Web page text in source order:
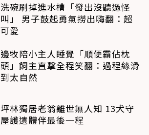
洗碗刷掉進水槽「發出沒聽過怪
叫」 男子鼓起勇氣撈出嗨翻：超
可愛
邊牧陪小主人睡覺「順便霸佔枕
頭」飼主直擊全程笑翻：過程絲滑
到太自然
坪林獨居老翁離世無人知 13犬守
屋護遺體伴最後一程